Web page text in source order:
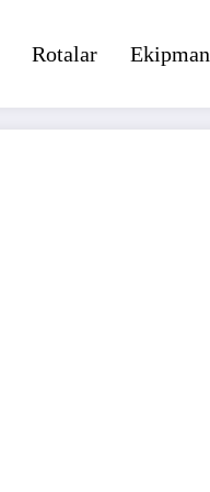
Rotalar Ekipman